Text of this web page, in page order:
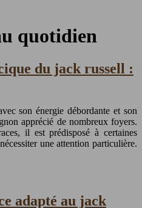
quotidien
du jack russell :
son énergie débordante et son
apprécié de nombreux foyers.
il est prédisposé à certaines
une attention particulière.
adapté au jack